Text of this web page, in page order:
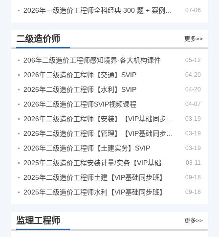
07-06
二级造价师 更多>>
206年二级造价工程师感知境界-各大机构课件 05-12
2026年二级造价工程师【交通】SVIP 04-20
2026年二级造价工程师【水利】SVIP 04-20
2026年二级造价工程师SVIP视频课程 04-07
03-19
03-19
2026年二级造价工程师【土建实务】SVIP 03-19
03-11
2025年二级造价工程师土建【VIP基础同步班】 09-18
2025年二级造价工程师水利【VIP基础同步班】 09-18
监理工程师 更多>>